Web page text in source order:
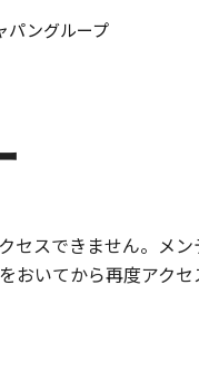
パングループ
スできません。メン
いてから再度アクセ